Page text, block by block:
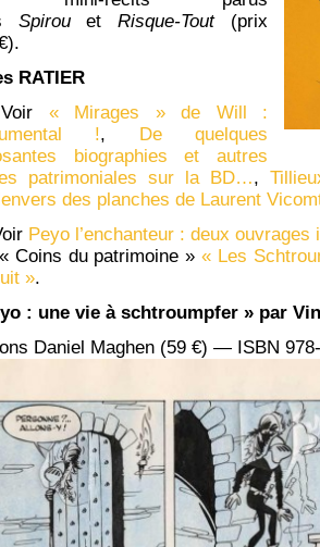
SpirouetRisque-Tout (prix
RATIER
Voir « Mirages » de Will :
!, De quelques
biographies et autres
patrimoniales sur la BD…,
des planches de Laurent
Peyo l’enchanteur : deux
Coins du patrimoine »« Les
».
: une vie à schtroumpfer » par
Daniel Maghen (59 €) — ISBN